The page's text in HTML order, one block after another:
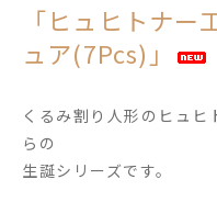
「ヒュヒトナ
ュア(7Pcs)」
くるみ割り人形のヒュ
らの
生誕シリーズです。